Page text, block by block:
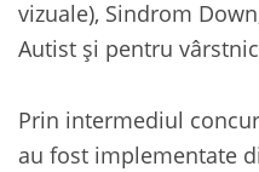
vizuale), Sindrom
Autist şi pentru
Prin intermediul
au fost implementate